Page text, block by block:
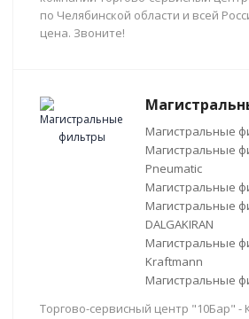
по Челябинской области и всей
цена. Звоните!
Магистральные
Магистральные
Pneumatic
Магистральные
Магистральные
DALGAKIRAN
Магистральные
Kraftmann
Магистральные
Торгово-сервисный центр "10Бар" -